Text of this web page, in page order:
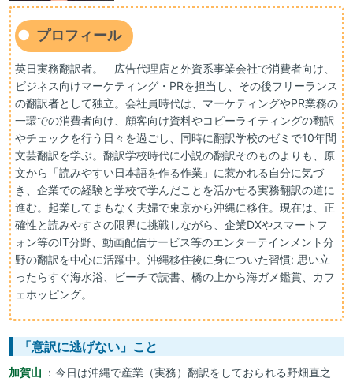
プロフィール
英日実務翻訳者。 広告代理店と外資系事業会社で消費者向け、
ビジネス向けマーケティング・PRを担当し、その後フリーランス
の翻訳者として独立。会社員時代は、マーケティングやPR業務の
一環での消費者向け、顧客向け資料やコピーライティングの翻訳
やチェックを行う日々を過ごし、同時に翻訳学校のゼミで10年間
文芸翻訳を学ぶ。翻訳学校時代に小説の翻訳そのものよりも、原
文から「読みやすい日本語を作る作業」に惹かれる自分に気づ
き、企業での経験と学校で学んだことを活かせる実務翻訳の道に
進む。起業してまもなく夫婦で東京から沖縄に移住。現在は、正
確性と読みやすさの限界に挑戦しながら、企業DXやスマートフ
ォン等のIT分野、動画配信サービス等のエンターテインメント分
野の翻訳を中心に活躍中。沖縄移住後に身についた習慣: 思い立
ったらすぐ海水浴、ビーチで読書、橋の上から海ガメ鑑賞、カフ
ェホッピング。
「意訳に逃げない」こと
加賀山 ：今日は沖縄で産業（実務）翻訳をしておられる野畑直之